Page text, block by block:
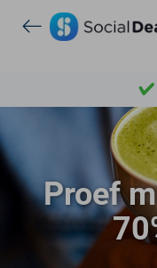
7
Proef